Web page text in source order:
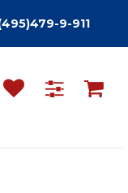
9-911